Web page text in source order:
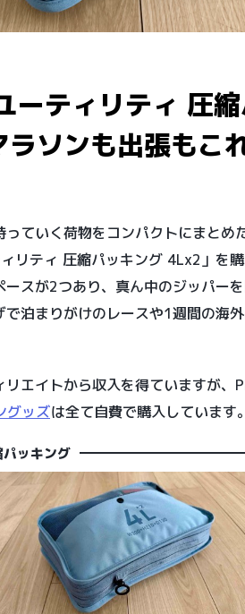
ーティリティ 圧
ラソンも出張もこ
ていく荷物をコンパクトにまとめ
リティ 圧縮パッキング 4Lx2」を
スが2つあり、真ん中のジッパー
泊まりがけのレースや1週間の海
エイトから収入を得ていますが、
グッズは全て自費で購入しています。
ッキング